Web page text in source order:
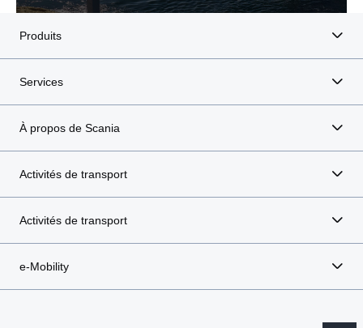
Produits
Services
À propos de Scania
Activités de transport
Activités de transport
e-Mobility